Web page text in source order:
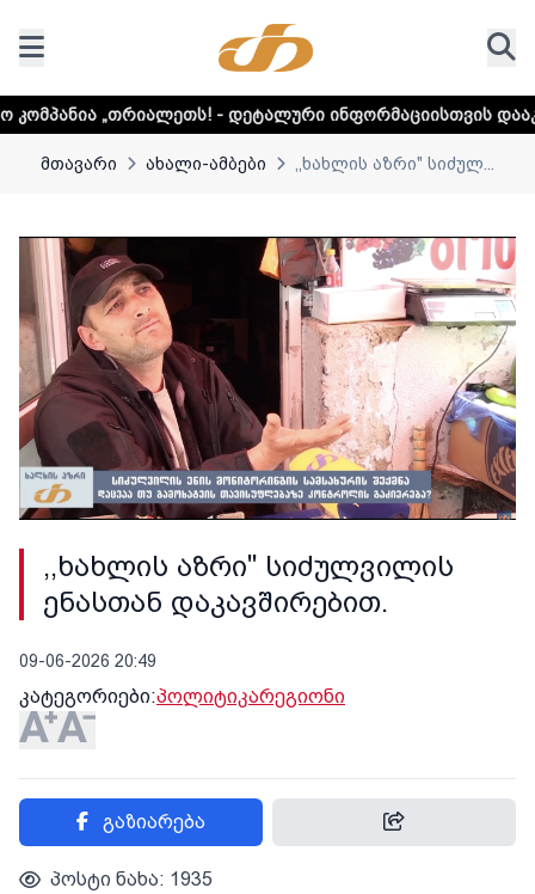
- დეტალური ინფორმაციისთვის დააკლიკეთ ლინკს
მთავარი ახალი-ამბები ,,ხახლის აზრი" სიძულ...
,,ხახლის აზრი" სიძულვილის
ენასთან დაკავშირებით.
09-06-2026 20:49
კატეგორიები:პოლიტიკარეგიონი
გაზიარება
პოსტი ნახა: 1935